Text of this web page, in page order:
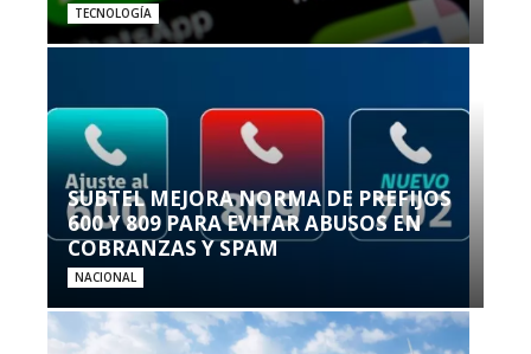
TECNOLOGÍA
SUBTEL MEJORA NORMA DE PREFIJOS
600 Y 809 PARA EVITAR ABUSOS EN
COBRANZAS Y SPAM
NACIONAL